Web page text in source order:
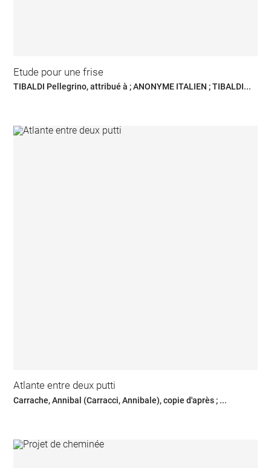
Etude pour une frise
TIBALDI Pellegrino, attribué à ; ANONYME ITALIEN ; TIBALDI...
Atlante entre deux putti
Carrache, Annibal (Carracci, Annibale), copie d'après ; ...